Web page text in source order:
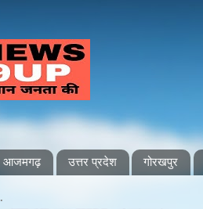
आजमगढ़ उत्तर प्रदेश गोरखपुर
.